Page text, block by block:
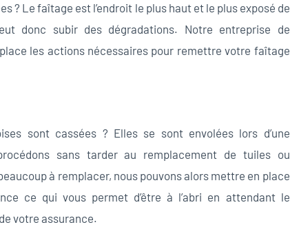
? Le faîtage est l’endroit le plus haut et le plus exposé de
donc subir des dégradations. Notre entreprise de
les actions nécessaires pour remettre votre faîtage
sont cassées ? Elles se sont envolées lors d’une
sans tarder au remplacement de tuiles ou
à remplacer, nous pouvons alors mettre en place
ce qui vous permet d’être à l’abri en attendant le
votre assurance.